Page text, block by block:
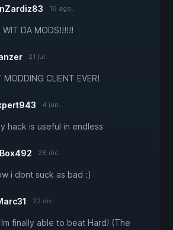
16 ago.
WIT DA MODS!!!!!!
21 jul.
MODDING CLIENT EVER!
4 jun.
hack is useful in endless
28 dic.
i dont suck as bad :)
22 dic.
finally able to beat Hard! (The